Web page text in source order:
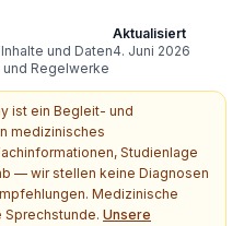
und Daten
Aktualisiert
4. Juni 2026
Regelwerke
ist ein Begleit- und
medizinisches
Studienlage
— wir stellen keine Diagnosen
Medizinische
Sprechstunde. Unsere